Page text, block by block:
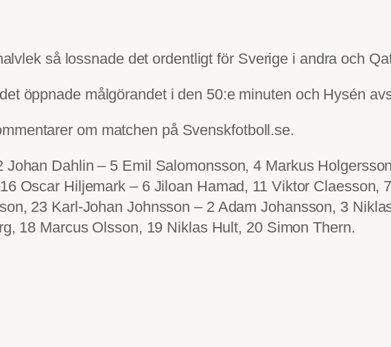
så lossnade det ordentligt för Sverige i andra och
öppnade målgörandet i den 50:e minuten och Hysén
om matchen på Svenskfotboll.se.
Johan Dahlin – 5 Emil Salomonsson, 4 Markus
Oscar Hiljemark – 6 Jiloan Hamad, 11 Viktor Claesson,
23 Karl-Johan Johnsson – 2 Adam Johansson, 3
18 Marcus Olsson, 19 Niklas Hult, 20 Simon Thern.